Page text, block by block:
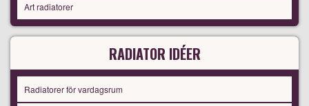
Art radiatorer
RADIATOR IDÉER
Radiatorer för vardagsrum